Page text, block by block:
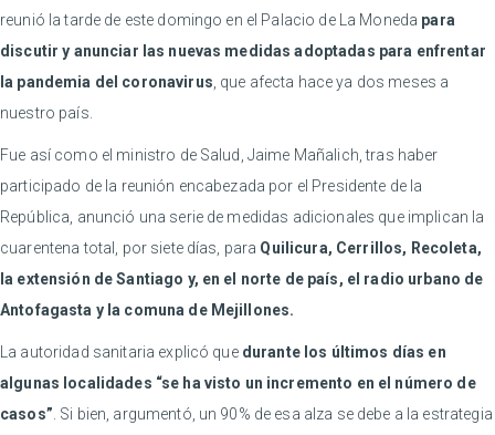
reunió la tarde de este domingo en el Palacio de La Moneda para
discutir y anunciar las nuevas medidas adoptadas para enfrentar
la pandemia del coronavirus , que afecta hace ya dos meses a
nuestro país.
Fue así como el ministro de Salud, Jaime Mañalich, tras haber
participado de la reunión encabezada por el Presidente de la
República, anunció una serie de medidas adicionales que implican la
cuarentena total, por siete días, para Quilicura, Cerrillos, Recoleta,
la extensión de Santiago y, en el norte de país, el radio urbano de
Antofagasta y la comuna de Mejillones.
La autoridad sanitaria explicó quedurante los últimos días en
algunas localidades “se ha visto un incremento en el número de
casos” . Si bien, argumentó, un 90% de esa alza se debe a la estrategia